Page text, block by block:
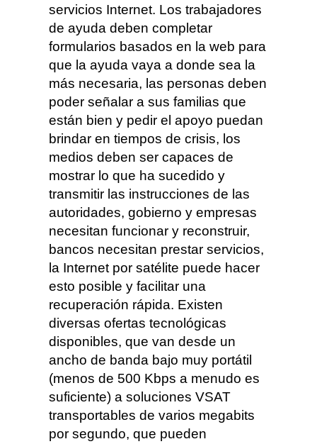
servicios Internet. Los trabajadores
de ayuda deben completar
formularios basados ​​en la web para
que la ayuda vaya a donde sea la
más necesaria, las personas deben
poder señalar a sus familias que
están bien y pedir el apoyo puedan
brindar en tiempos de crisis, los
medios deben ser capaces de
mostrar lo que ha sucedido y
transmitir las instrucciones de las
autoridades, gobierno y empresas
necesitan funcionar y reconstruir,
bancos necesitan prestar servicios,
la Internet por satélite puede hacer
esto posible y facilitar una
recuperación rápida. Existen
diversas ofertas tecnológicas
disponibles, que van desde un
ancho de banda bajo muy portátil
(menos de 500 Kbps a menudo es
suficiente) a soluciones VSAT
transportables de varios megabits
por segundo, que pueden